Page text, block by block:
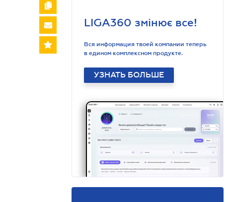
LIGA360 змінює все!
Вся информация твоей компании теперь
в едином комплексном продукте.
УЗНАТЬ БОЛЬШЕ